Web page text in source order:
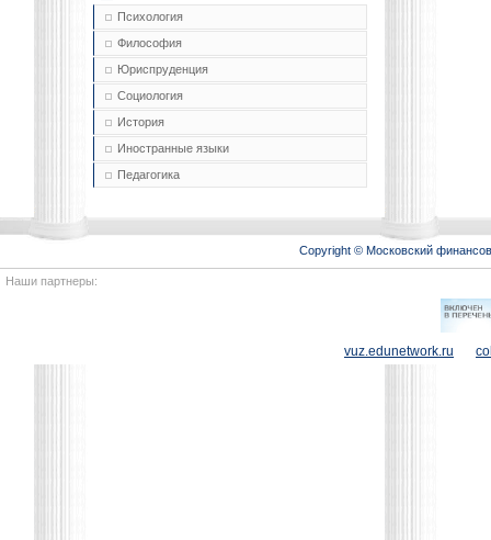
Психология
Философия
Юриспруденция
Социология
История
Иностранные языки
Педагогика
Copyright © Московский
Наши партнеры:
vuz.edunetwork.ru